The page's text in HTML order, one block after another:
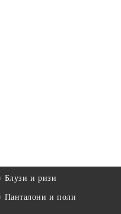
Блузи и ризи
Панталони и поли